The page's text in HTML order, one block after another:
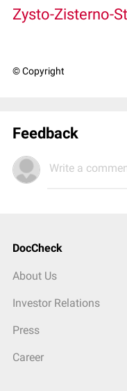
Zysto-Zisterno-
© Copyright
Feedback
Write a
DocCheck
About Us
Investor Relations
Press
Career